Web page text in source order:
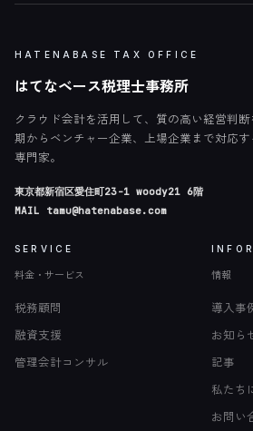
HATENABASE TAX OFFICE
はてなベース税理士事務所
クラウド会計を活用して、質の高い経営判
期からベンチャー企業、上場企業まで対応
専門家。
東京都新宿区愛住町23-1 woody21 6階
MAIL tamu@hatenabase.com
SERVICE
料金・サービス
税務顧問
融資支援
管理会計コンサル
情報
導入事
お知ら
記事
私たち
お問い